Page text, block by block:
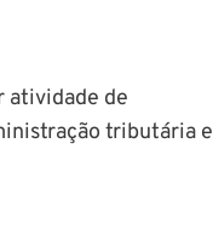
atividade de
tributária e